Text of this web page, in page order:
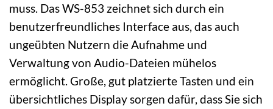
muss. Das WS-853 zeichnet sich durch ein
benutzerfreundliches Interface aus, das auch
ungeübten Nutzern die Aufnahme und
Verwaltung von Audio-Dateien mühelos
ermöglicht. Große, gut platzierte Tasten und ein
übersichtliches Display sorgen dafür, dass Sie sich